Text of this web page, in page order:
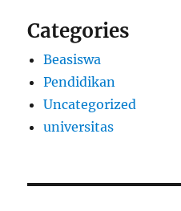
Categories
Beasiswa
Pendidikan
Uncategorized
universitas